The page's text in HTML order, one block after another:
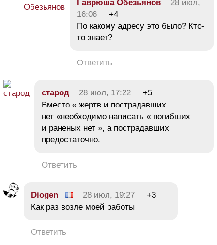
Гаврюша Обезьянов
28 июл,
16:06
+4
По какому адресу это было? Кто-
то знает?
Ответить
старод 28 июл, 17:22
+5
Вместо « жертв и пострадавших
нет «необходимо написать « погибших
и раненых нет », а пострадавших
предостаточно.
Ответить
Diogen 28 июл, 19:27
+3
Как раз возле моей работы
Ответить